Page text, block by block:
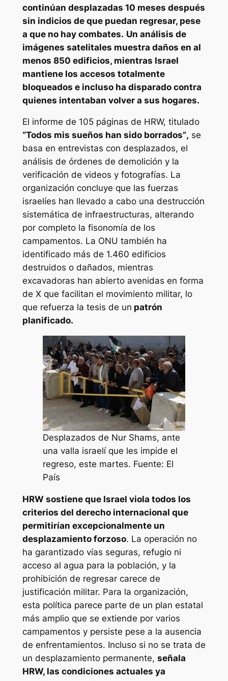
continúan desplazadas 10 meses después
sin indicios de que puedan regresar, pese
a que no hay combates. Un análisis de
imágenes satelitales muestra daños en al
menos 850 edificios, mientras Israel
mantiene los accesos totalmente
bloqueados e incluso ha disparado contra
quienes intentaban volver a sus hogares.
El informe de 105 páginas de HRW, titulado
“Todos mis sueños han sido borrados”, se
basa en entrevistas con desplazados, el
análisis de órdenes de demolición y la
verificación de videos y fotografías. La
organización concluye que las fuerzas
israelíes han llevado a cabo una destrucción
sistemática de infraestructuras, alterando
por completo la fisonomía de los
campamentos. La ONU también ha
identificado más de 1.460 edificios
destruidos o dañados, mientras
excavadoras han abierto avenidas en forma
de X que facilitan el movimiento militar, lo
que refuerza la tesis de un patrón
planificado.
Desplazados de Nur Shams, ante
una valla israelí que les impide el
regreso, este martes. Fuente: El
País
HRW sostiene que Israel viola todos los
criterios del derecho internacional que
permitirían excepcionalmente un
desplazamiento forzoso. La operación no
ha garantizado vías seguras, refugio ni
acceso al agua para la población, y la
prohibición de regresar carece de
justificación militar. Para la organización,
esta política parece parte de un plan estatal
más amplio que se extiende por varios
campamentos y persiste pese a la ausencia
de enfrentamientos. Incluso si no se trata de
un desplazamiento permanente, señala
HRW, las condiciones actuales ya